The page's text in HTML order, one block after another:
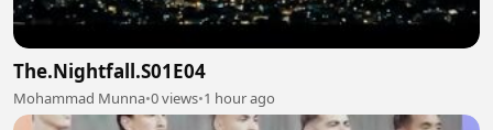
The.Nightfall.S01E04
Mohammad Munna•0 views•1 hour ago